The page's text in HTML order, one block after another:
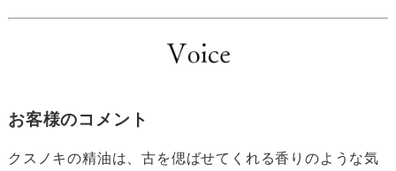
お客様のコメント
クスノキの精油は、古を偲ばせてくれる香りのような気